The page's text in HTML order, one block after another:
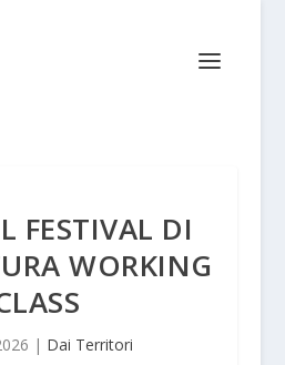
FESTIVAL DI
WORKING
| Dai Territori